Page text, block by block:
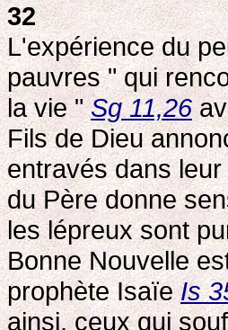
32
L'expérience du
pauvres " qui
la vie "Sg 11,26
Fils de Dieu
entravés dans
du Père donne
les lépreux sont
Bonne Nouvelle
prophète IsaïeIs
ainsi, ceux qui